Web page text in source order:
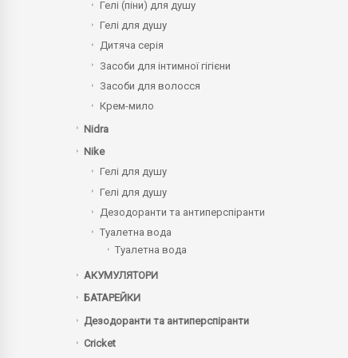
Гелі (піни) для душу
Гелі для душу
Дитяча серія
Засоби для інтимної гігієни
Засоби для волосся
Крем-мило
Nidra
Nike
Гелі для душу
Гелі для душу
Дезодоранти та антиперспіранти
Туалетна вода
Туалетна вода
АКУМУЛЯТОРИ
БАТАРЕЙКИ
Дезодоранти та антиперспіранти
Сricket